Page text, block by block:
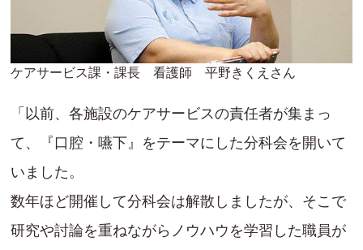
ケアサービス課・課長 看護師 平野きくえさん
「以前、各施設のケアサービスの責任者が集まっ
て、『口腔・嚥下』をテーマにした分科会を開いて
いました。
数年ほど開催して分科会は解散しましたが、そこで
研究や討論を重ねながらノウハウを学習した職員が